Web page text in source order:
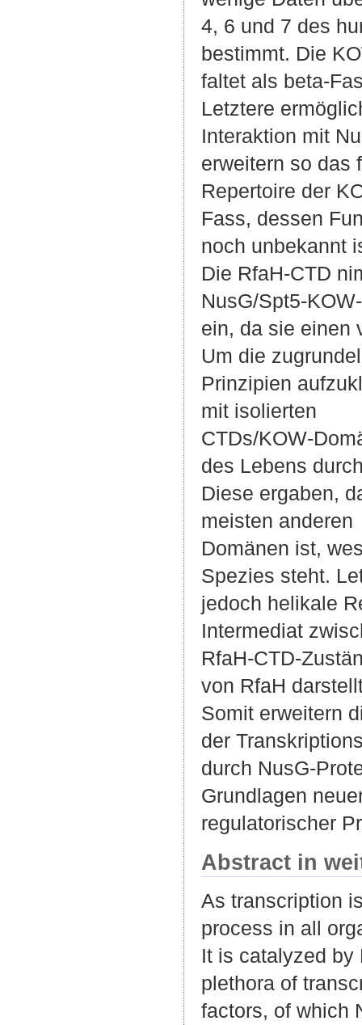
4, 6 und 7 des
bestimmt. Die
faltet als beta-
Letztere
Interaktion mit
erweitern so das
Repertoire der
Fass, dessen
noch unbekannt
Die RfaH-CTD
NusG/Spt5-
ein, da sie einen
Um die
Prinzipien
mit isolierten
CTDs/KOW-
des Lebens
Diese ergaben,
meisten anderen
Domänen ist,
Spezies steht.
jedoch helikale
Intermediat
RfaH-CTD-
von RfaH
Somit erweitern
der
durch NusG-
Grundlagen
regulatorischer
Abstract in
As transcription
process in all
It is catalyzed by
plethora of
factors, of which